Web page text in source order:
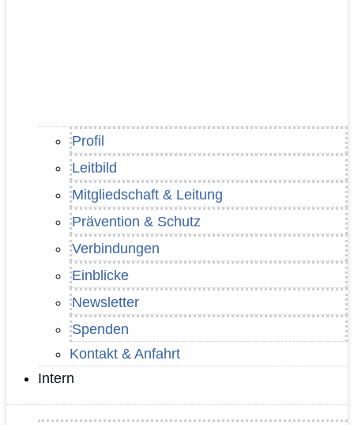
Profil
Leitbild
Mitgliedschaft & Leitung
Prävention & Schutz
Verbindungen
Einblicke
Newsletter
Spenden
Kontakt & Anfahrt
Intern